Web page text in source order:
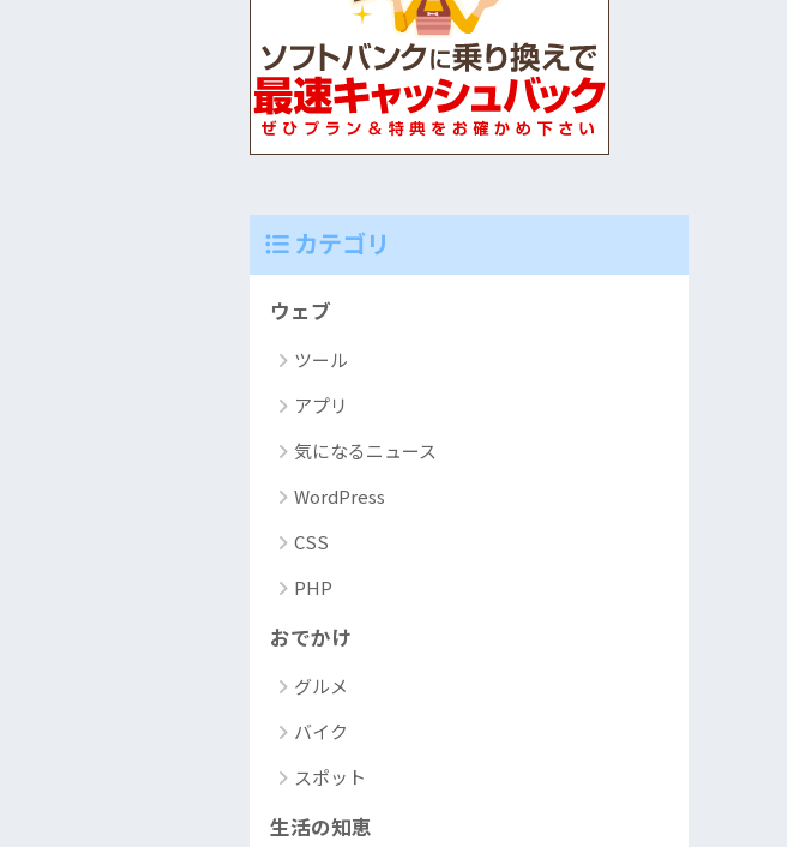
カテゴリ
ウェブ
ツール
アプリ
気になるニュース
WordPress
CSS
PHP
おでかけ
グルメ
バイク
スポット
生活の知恵